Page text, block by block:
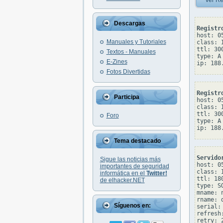
Descargas
Manuales y Tutoriales
Textos - Manuales
E-Zines
Fotos Divertidas
Participa
Foro
Tema destacado
Sigue las noticias más
importantes de seguridad
informática en el Twitter!
de elhacker.NET
Síguenos en:
host:
class:
ttl:
type: A
host:
class:
ttl:
type: A
host:
class:
ttl:
type:
rname:
serial:
retry: